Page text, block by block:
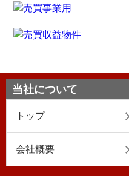
当社について
トップ
会社概要